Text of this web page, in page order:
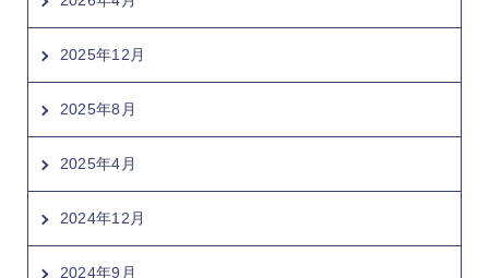
2025年12月
2025年8月
2025年4月
2024年12月
2024年9月